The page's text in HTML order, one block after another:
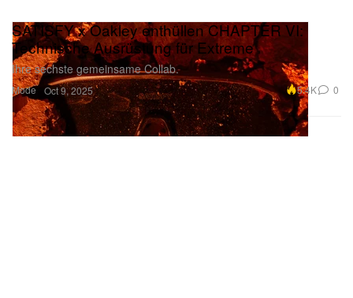
Mode
SATISFY x Oakley enthüllen CHAPTER VI:
Technische Ausrüstung für Extreme
Ihre sechste gemeinsame Collab.
Oct 9, 2025 5.4K 0